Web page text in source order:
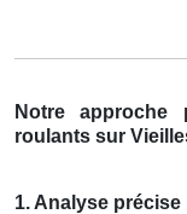
Notre
roulants sur
1. Analyse précise